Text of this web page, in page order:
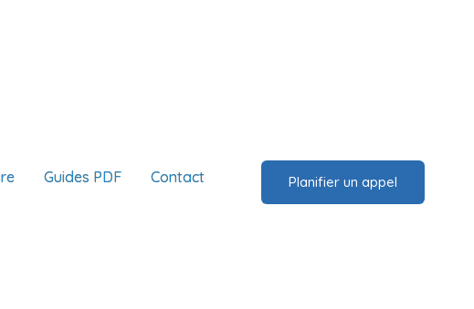
Guides PDF Contact Planifier un appel